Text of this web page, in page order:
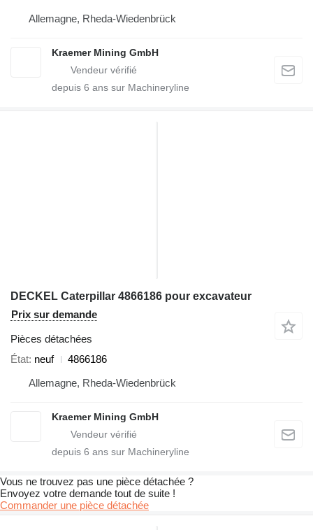
Allemagne, Rheda-Wiedenbrück
Kraemer Mining GmbH
depuis 6 ans sur Machineryline
DECKEL Caterpillar 4866186 pour excavateur
Prix sur demande
Pièces détachées
État neuf
4866186
Allemagne, Rheda-Wiedenbrück
Kraemer Mining GmbH
depuis 6 ans sur Machineryline
Vous ne trouvez pas une pièce détachée ?
Envoyez votre demande tout de suite !
Commander une pièce détachée